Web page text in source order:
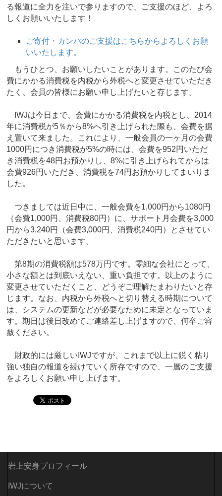
る報道に全力を注いで参りますので、ご支援のほど、よろ
しくお願いいたします！
ご寄付・カンパのご支援はこちらからよろしくお願
いいたします。
もうひとつ、お願いしたいことがあります。このたび会
費にかかる消費税を内税から外税へと変更させていただき
たく、会員の皆様にお願い申し上げたいと存じます。
IWJは今日まで、会費にかかる消費税を内税とし、2014
年に消費税が5％から8%へ引き上げられた際も、会費を据
え置いて来ました。これにより、一般会員の一ヶ月の会費
1000円につき消費税が5%の時には、会費を952円いただ
き消費税を48円お預かりし、8%に引き上げられてからは
会費926円いただき、消費税を74円お預かりしてまいりま
した。
つきましては近日中に、一般会費を1,000円から1080円
（会費1,000円、消費税80円）に、サポート月会費を3,000
円から3,240円（会費3,000円、消費税240円）とさせてい
ただきたいと思います。
第8期の消費税額は578万円です。零細な会社にとって、
小さな額とは到底いえない、重い負担です。以上のように
変更させていただくこと、どうぞご理解たまわりたいと存
じます。なお、内税から外税へと切り替える時期について
は、システムの更新などが必要なために未定となっていま
す。期日は後日改めてご連絡差し上げますので、何卒ご容
赦ください。
財政的には厳しいIWJですが、これまで以上に鋭く粘り
強い独自の報道を続けていく所存ですので、一層のご支援
をよろしくお願い申し上げます。
岩上安身プロフィール
IWJについて